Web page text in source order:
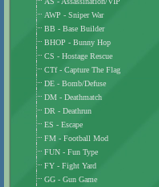
AWP - Sniper War
BB - Base Builder
BHOP - Bunny Hop
CS - Hostage Rescue
CTf - Capture The Flag
DE - Bomb/Defuse
DM - Deathmatch
DR - Deathrun
ES - Escape
FM - Football Mod
FUN - Fun Type
FY - Fight Yard
GG - Gun Game